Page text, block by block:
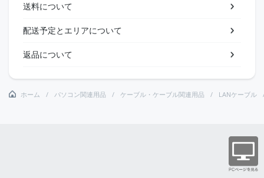
送料について
配送予定とエリアについて
返品について
ホーム パソコン関連用品 ケーブル・ケーブル関連用品 LANケーブル